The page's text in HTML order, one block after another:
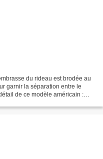
du rideau est brodée au
garnir la séparation entre le
de ce modèle américain :